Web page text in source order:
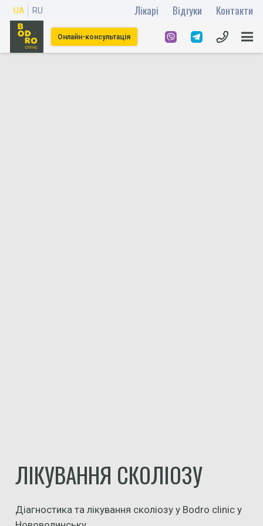
UA RU Лікарі Відгуки Контакти
Онлайн-консультація
ЛІКУВАННЯ СКОЛІОЗУ
Діагностика та лікування сколіозу у Bodro clinic у